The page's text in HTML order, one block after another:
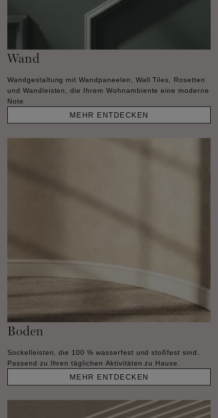
Wand
Wandgestaltung mit Wandpaneelen, Wall Tiles, Rosetten
und Wandleisten, die Ihrem Wohnambiente eine moderne
Note
MEHR ENTDECKEN
Boden
Sockelleisten, die 100 % wasserfest und stoßfest sind.
Passend zu Ihren täglichen Aktivitäten zu Hause.
MEHR ENTDECKEN